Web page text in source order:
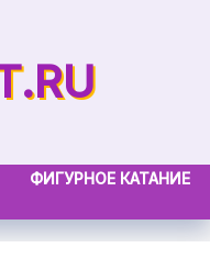
ФИГУРНОЕ КАТАНИЕ